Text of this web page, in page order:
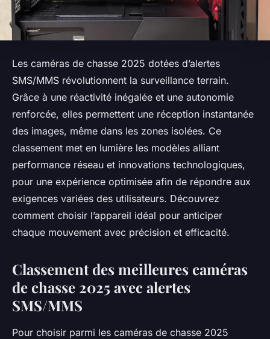
Les caméras de chasse 2025 dotées d’alertes
SMS/MMS révolutionnent la surveillance terrain.
Grâce à une réactivité inégalée et une autonomie
renforcée, elles permettent une réception instantanée
des images, même dans les zones isolées. Ce
classement met en lumière les modèles alliant
performance réseau et innovations technologiques,
pour une expérience optimisée afin de répondre aux
exigences variées des utilisateurs. Découvrez
comment choisir l’appareil idéal pour anticiper
chaque mouvement avec précision et efficacité.
Classement des meilleures caméras
de chasse 2025 avec alertes
SMS/MMS
Pour choisir parmi les caméras de chasse 2025